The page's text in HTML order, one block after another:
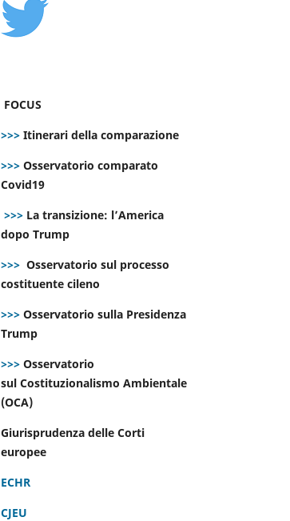
FOCUS
>>> Itinerari della comparazione
>>> Osservatorio comparato
Covid19
>>> La transizione: l’America
dopo Trump
>>> Osservatorio sul processo
costituente cileno
>>> Osservatorio sulla Presidenza
Trump
>>> Osservatorio
sul Costituzionalismo Ambientale
(OCA)
Giurisprudenza delle Corti
europee
ECHR
CJEU